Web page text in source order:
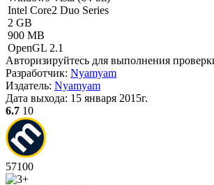
Intel Core2 Duo Series
2 GB
900 MB
OpenGL 2.1
Авторизируйтесь для выполнения
Разработчик: Nyamyam
Издатель: Nyamyam
Дата выхода: 15 января 2015г.
6.7 10
57100